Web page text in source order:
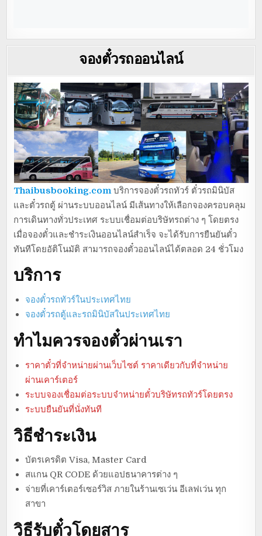
จองตั๋วรถออนไลน์
Thaibusbooking.com บริการจองตั๋วรถทัวร์ ตั๋วรถมินิบัส
และตั๋วรถตู้ ผ่านระบบออนไลน์ มีเส้นทางให้เลือกจองครอบคลุม
การเดินทางทั่วประเทศ ระบบเชื่อมต่อบริษัทรถต่าง ๆ โดยตรง
เมื่อจองตั๋วและชำระเงินออนไลน์สำเร็จ จะได้รับการยืนยันตั๋ว
ทันทีโดยอัติโนมัติ สามารถจองตั๋วออนไลน์ได้ตลอด 24 ชั่วโมง
บริการ
จองตั๋วรถทัวร์ในประเทศไทย
จองตั๋วรถตู้และรถมินิบัสในประเทศไทย
ทำไมควรจองตั๋วผ่านเรา
ราคาตั๋วที่จำหน่ายผ่านเว็บไซต์ ราคาเดียวกับที่จำหน่าย
ผ่านเคาร์เตอร์
ระบบจองเชื่อมต่อระบบจำหน่ายตั๋วบริษัทรถทัวร์โดยตรง
ระบบยืนยันที่นั่งทันที
วิธีชำระเงิน
บัตรเครดิต Visa, Master Card
สแกน QR CODE ด้วยแอปธนาคารต่าง ๆ
จ่ายที่เคาร์เตอร์เซอร์วิส ภายในร้านเซเว่น อีเลฟเว่น ทุก
สาขา
วิธีรับตั๋วโดยสาร